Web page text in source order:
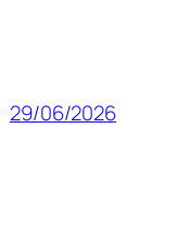
29/06/2026